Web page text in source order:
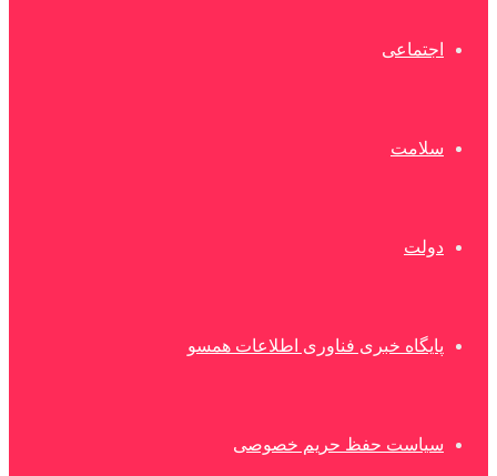
اجتماعی
سلامت
دولت
پایگاه خبری فناوری اطلاعات همسو
سیاست حفظ حریم خصوصی